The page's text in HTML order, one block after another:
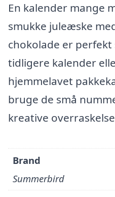
En kalender mange
smukke juleæske
chokolade er
tidligere kalender
hjemmelavet
bruge de små
kreative
Brand
Summerbird